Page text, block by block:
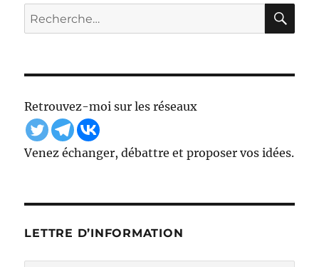
ligne
mon
Recherche
pour :
Retrouvez-moi sur les réseaux
Venez échanger, débattre et proposer vos idées.
LETTRE D’INFORMATION